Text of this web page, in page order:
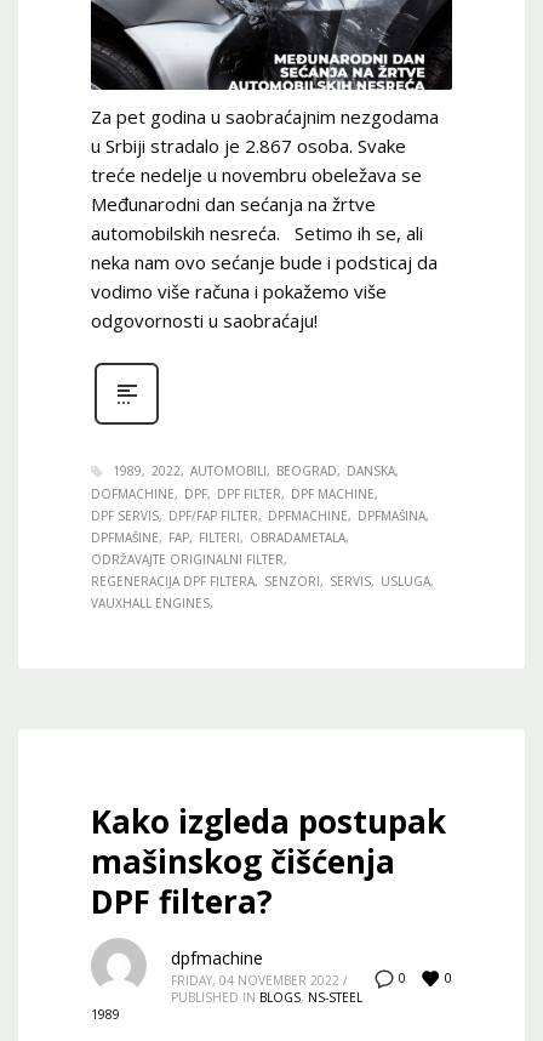
Za pet godina u saobraćajnim nezgodama
u Srbiji stradalo je 2.867 osoba. Svake
treće nedelje u novembru obeležava se
Međunarodni dan sećanja na žrtve
automobilskih nesreća. Setimo ih se, ali
neka nam ovo sećanje bude i podsticaj da
vodimo više računa i pokažemo više
odgovornosti u saobraćaju!
1989 2022 AUTOMOBILI BEOGRAD
DANSKA
DOFMACHINE
DPF DPF FILTER
DPF MACHINE
DPF SERVIS
DPF/FAP FILTER DPFMACHINE
DPFMAŠINA
DPFMAŠINE
FAP FILTERI
OBRADAMETALA
ODRŽAVAJTE ORIGINALNI FILTER
REGENERACIJA DPF FILTERA
SENZORI SERVIS
USLUGA
VAUXHALL ENGINES
Kako izgleda postupak
mašinskog čišćenja
DPF filtera?
0 0
dpfmachine
FRIDAY, 04 NOVEMBER 2022 /
PUBLISHED IN BLOGS, NS-STEEL
1989